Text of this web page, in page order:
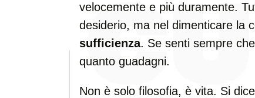
velocemente e più duramente.
desiderio, ma nel dimenticare la
sufficienza. Se senti sempre
quanto guadagni.
Non è solo filosofia, è vita. Si